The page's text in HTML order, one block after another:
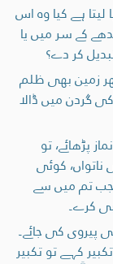
ہے کیا وہ اس
کے سر میں یا
کر دے؟
زمین بھی ظلم
گردن میں ڈالا
پڑھائے، تو
کوئی
جب تم میں سے
کرے۔
پیروی کی جائے۔
کہے تو تکبیر